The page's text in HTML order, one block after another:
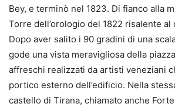
Bey, e terminò nel 1823. Di fianco alla
Torre dell’orologio del 1822 risalente
Dopo aver salito i 90 gradini di una
gode una vista meravigliosa della
affreschi realizzati da artisti veneziani
portico esterno dell’edificio. Nella
castello di Tirana, chiamato anche